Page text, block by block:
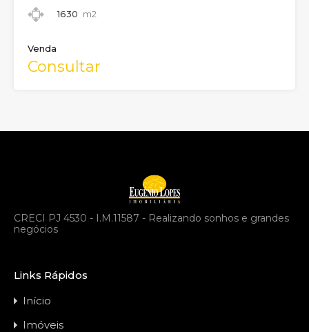
1630 m2
Venda
Consultar
CRECI PJ 4530 - I.M.11587 - Realizando sonhos e grandes
negócios
Links Rápidos
Início
Imóveis